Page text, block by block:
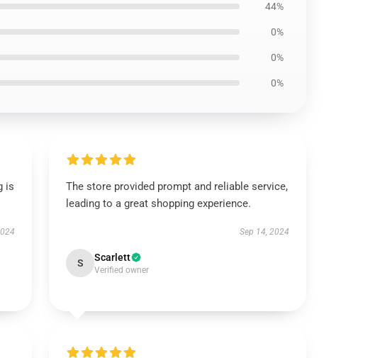
44%
0%
0%
0%
is
The store provided prompt and reliable service,
leading to a great shopping experience.
Sep 14, 2024
S Scarlett
Verified owner